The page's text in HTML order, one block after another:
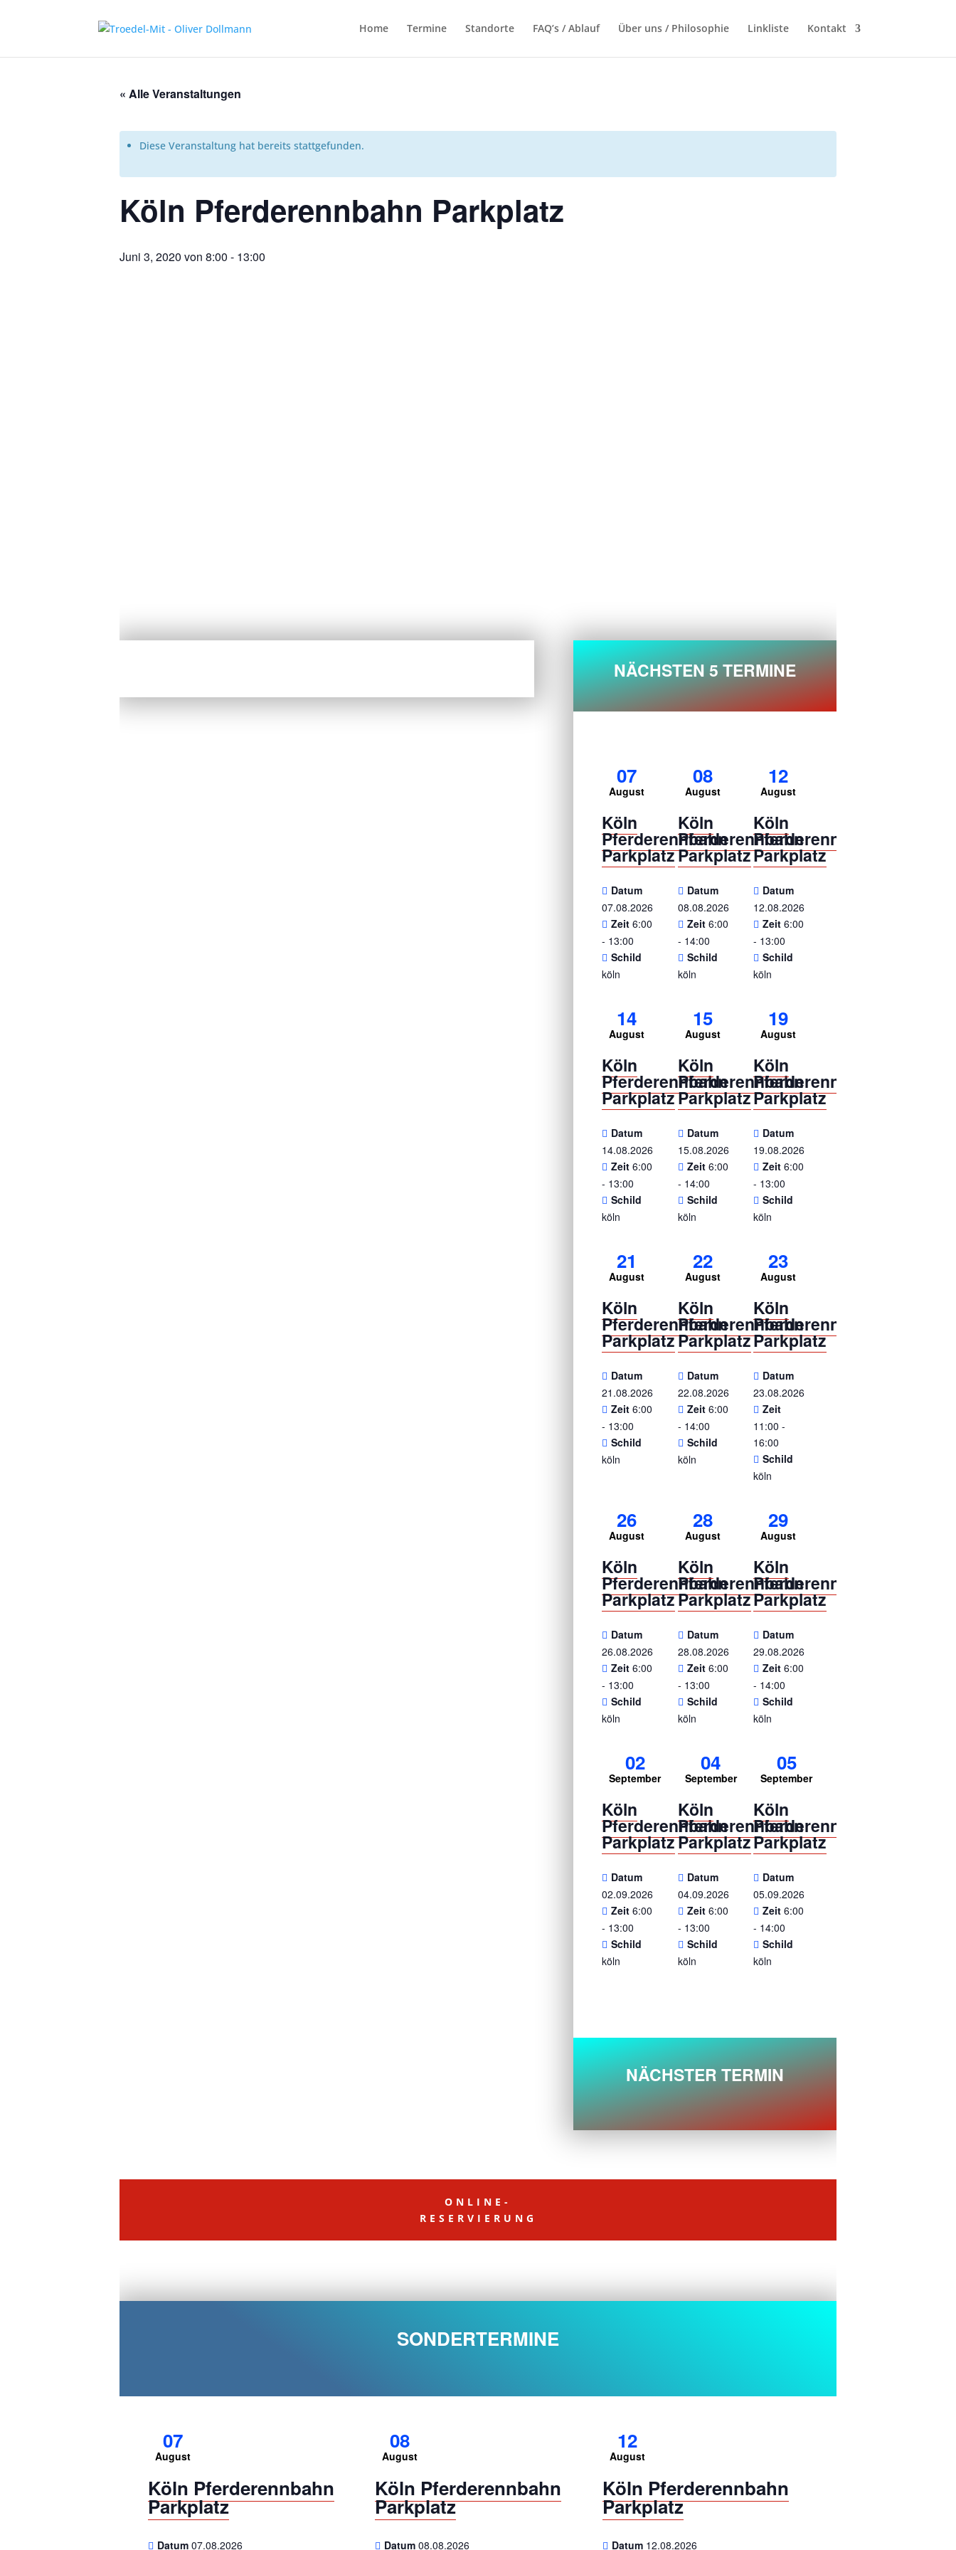
Home Termine Standorte FAQ’s / Ablauf Über uns / Philosophie Linkliste Kontakt
« Alle Veranstaltungen
Diese Veranstaltung hat bereits stattgefunden.
Köln Pferderennbahn Parkplatz
Juni 3, 2020 von 8:00 - 13:00
NÄCHSTEN 5 TERMINE
07
August
Köln
Pferderennbahn
Parkplatz
Datum
07.08.2026
Zeit6:00
- 13:00
Schild
köln
08
August
Köln
Pferderennbahn
Parkplatz
Datum
08.08.2026
Zeit 6:00
- 14:00
Schild
köln
12
August
Köln
Pferderennbahn
Parkplatz
Datum
12.08.2026
Zeit6:00
- 13:00
Schild
köln
14
August
Köln
Pferderennbahn
Parkplatz
Datum
14.08.2026
Zeit6:00
- 13:00
Schild
köln
15
August
Köln
Pferderennbahn
Parkplatz
Datum
15.08.2026
Zeit 6:00
- 14:00
Schild
köln
19
August
Köln
Pferderennbahn
Parkplatz
Datum
19.08.2026
Zeit6:00
- 13:00
Schild
köln
21
August
Köln
Pferderennbahn
Parkplatz
Datum
21.08.2026
Zeit6:00
- 13:00
Schild
köln
22
August
Köln
Pferderennbahn
Parkplatz
Datum
22.08.2026
Zeit 6:00
- 14:00
Schild
köln
23
August
Köln
Pferderennbahn
Parkplatz
Datum
23.08.2026
Zeit
11:00 -
16:00
Schild
köln
26
August
Köln
Pferderennbahn
Parkplatz
Datum
26.08.2026
Zeit6:00
- 13:00
Schild
köln
28
August
Köln
Pferderennbahn
Parkplatz
Datum
28.08.2026
Zeit 6:00
- 13:00
Schild
köln
29
August
Köln
Pferderennbahn
Parkplatz
Datum
29.08.2026
Zeit6:00
- 14:00
Schild
köln
02
September
Köln
Pferderennbahn
Parkplatz
Datum
02.09.2026
Zeit6:00
- 13:00
Schild
köln
04
September
Köln
Pferderennbahn
Parkplatz
Datum
04.09.2026
Zeit 6:00
- 13:00
Schild
köln
05
September
Köln
Pferderennbahn
Parkplatz
Datum
05.09.2026
Zeit6:00
- 14:00
Schild
köln
NÄCHSTER TERMIN
ONLINE-
RESERVIERUNG
SONDERTERMINE
07
August
Köln Pferderennbahn
Parkplatz
Datum 07.08.2026
08
August
Köln Pferderennbahn
Parkplatz
Datum08.08.2026
12
August
Köln Pferderennbahn
Parkplatz
Datum 12.08.2026